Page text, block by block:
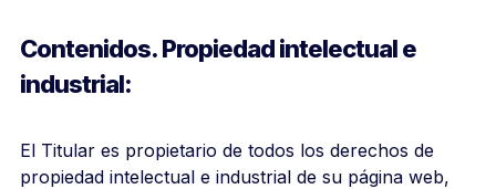
Contenidos. Propiedad intelectual e
industrial:
El Titular es propietario de todos los derechos de
propiedad intelectual e industrial de su página web,